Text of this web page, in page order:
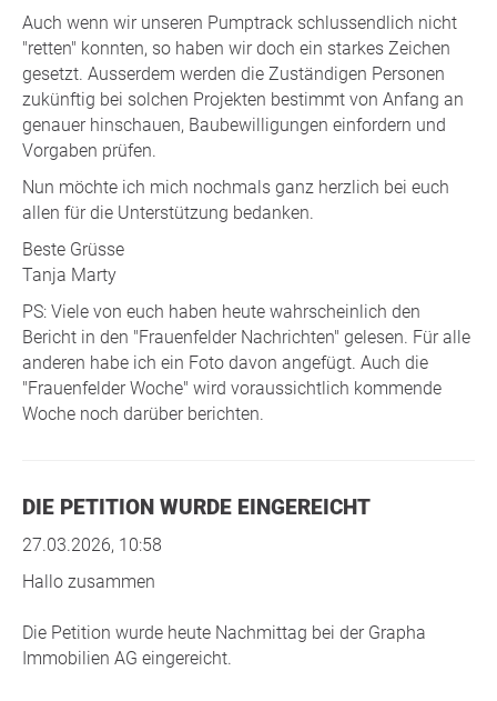
Auch wenn wir unseren Pumptrack schlussendlich nicht
"retten" konnten, so haben wir doch ein starkes Zeichen
gesetzt. Ausserdem werden die Zuständigen Personen
zukünftig bei solchen Projekten bestimmt von Anfang an
genauer hinschauen, Baubewilligungen einfordern und
Vorgaben prüfen.
Nun möchte ich mich nochmals ganz herzlich bei euch
allen für die Unterstützung bedanken.
Beste Grüsse
Tanja Marty
PS: Viele von euch haben heute wahrscheinlich den
Bericht in den "Frauenfelder Nachrichten" gelesen. Für alle
anderen habe ich ein Foto davon angefügt. Auch die
"Frauenfelder Woche" wird voraussichtlich kommende
Woche noch darüber berichten.
DIE PETITION WURDE EINGEREICHT
27.03.2026, 10:58
Hallo zusammen
Die Petition wurde heute Nachmittag bei der Grapha
Immobilien AG eingereicht.